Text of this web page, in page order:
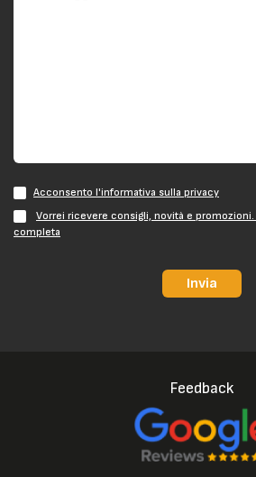
Acconsento l'informativa sulla privacy
Vorrei ricevere consigli, novità e
completa
Invia
Feedback